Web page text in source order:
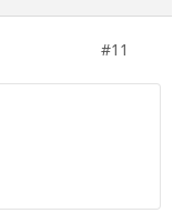
#11